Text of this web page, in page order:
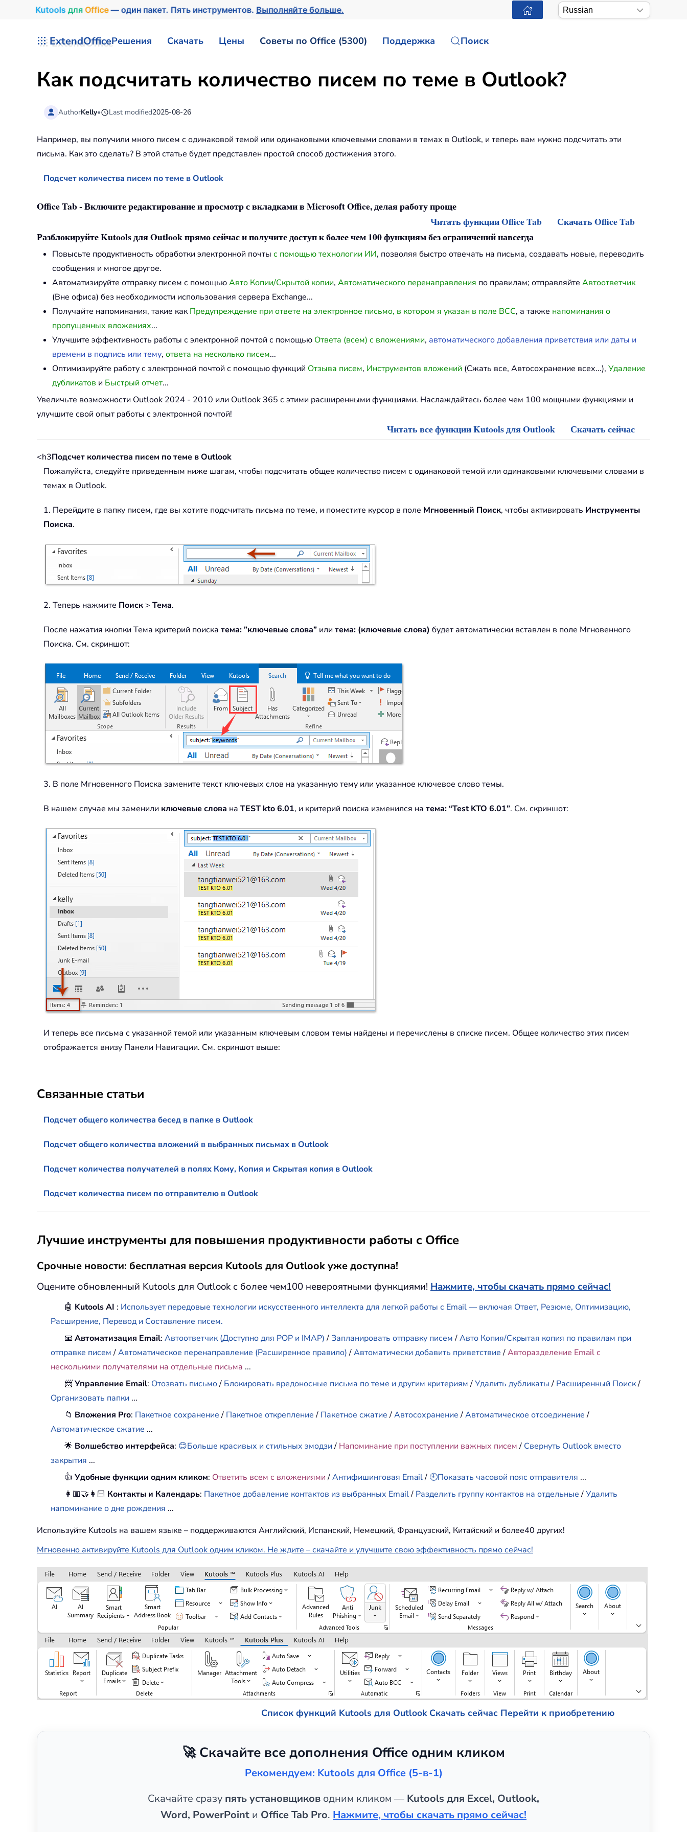
Kutools для Office— один пакет. Пять инструментов.Выполняйте больше.
ExtendOfficeРешения Скачать Цены Советы по Office (5300) Поддержка Поиск
Как подсчитать количество писем по теме в Outlook?
AuthorKelly• Last modified2025-08-26
Например, вы получили много писем с одинаковой темой или одинаковыми ключевыми словами в темах в Outlook, и теперь вам нужно подсчитать эти
письма. Как это сделать? В этой статье будет представлен простой способ достижения этого.
Подсчет количества писем по теме в Outlook
Office Tab - Включите редактирование и просмотр с вкладками в Microsoft Office, делая работу проще
Читать функции Office Tab
Скачать Office Tab
Разблокируйте Kutools для Outlook прямо сейчас и получите доступ к более чем 100 функциям без ограничений навсегда
Повысьте продуктивность обработки электронной почты с помощью технологии ИИ, позволяя быстро отвечать на письма, создавать новые, переводить
сообщения и многое другое.
Автоматизируйте отправку писем с помощьюАвто Копии/Скрытой копии, Автоматического перенаправления по правилам; отправляйте Автоответчик
(Вне офиса) без необходимости использования сервера Exchange...
Получайте напоминания, такие какПредупреждение при ответе на электронное письмо, в котором я указан в поле BCC, а также напоминания о
пропущенных вложениях...
Улучшите эффективность работы с электронной почтой с помощью Ответа (всем) с вложениями, автоматического добавления приветствия или даты и
времени в подпись или тему, ответа на несколько писем...
Оптимизируйте работу с электронной почтой с помощью функций Отзыва писем, Инструментов вложений (Сжать все, Автосохранение всех...), Удаление
дубликатов и Быстрый отчет...
Увеличьте возможности Outlook 2024 - 2010 или Outlook 365 с этими расширенными функциями. Наслаждайтесь более чем 100 мощными функциями и
улучшите свой опыт работы с электронной почтой!
Читать все функции Kutools для Outlook Скачать сейчас
<h3Подсчет количества писем по теме в Outlook
Пожалуйста, следуйте приведенным ниже шагам, чтобы подсчитать общее количество писем с одинаковой темой или одинаковыми ключевыми словами в
темах в Outlook.
1. Перейдите в папку писем, где вы хотите подсчитать письма по теме, и поместите курсор в поле Мгновенный Поиск, чтобы активировать Инструменты
Поиска.
2. Теперь нажмите Поиск > Тема.
После нажатия кнопки Тема критерий поиска тема: ”ключевые слова” или тема: (ключевые слова) будет автоматически вставлен в поле Мгновенного
Поиска. См. скриншот:
3. В поле Мгновенного Поиска замените текст ключевых слов на указанную тему или указанное ключевое слово темы.
В нашем случае мы заменили ключевые слова на TEST kto 6.01, и критерий поиска изменился на тема: “Test KTO 6.01”. См. скриншот:
И теперь все письма с указанной темой или указанным ключевым словом темы найдены и перечислены в списке писем. Общее количество этих писем
отображается внизу Панели Навигации. См. скриншот выше:
Связанные статьи
Подсчет общего количества бесед в папке в Outlook
Подсчет общего количества вложений в выбранных письмах в Outlook
Подсчет количества получателей в полях Кому, Копия и Скрытая копия в Outlook
Подсчет количества писем по отправителю в Outlook
Лучшие инструменты для повышения продуктивности работы с Office
Срочные новости: бесплатная версия Kutools для Outlook уже доступна!
Оцените обновленный Kutools для Outlook с более чем100 невероятными функциями! Нажмите, чтобы скачать прямо сейчас!
🤖 Kutools AI : Использует передовые технологии искусственного интеллекта для легкой работы с Email — включая Ответ, Резюме, Оптимизацию,
Расширение, Перевод и Составление писем.
📧Автоматизация Email:Автоответчик (Доступно для POP и IMAP)/Запланировать отправку писем/Авто Копия/Скрытая копия по правилам при
отправке писем/Автоматическое перенаправление (Расширенное правило)/Автоматически добавить приветствие/Авторазделение Email с
несколькими получателями на отдельные письма ...
📨Управление Email: Отозвать письмо/ Блокировать вредоносные письма по теме и другим критериям/Удалить дубликаты/ Расширенный Поиск/
Организовать папки ...
📁 Вложения Pro: Пакетное сохранение/ Пакетное открепление/ Пакетное сжатие/Автосохранение/Автоматическое отсоединение/
Автоматическое сжатие ...
🌟 Волшебство интерфейса: 😊Больше красивых и стильных эмодзи/ Напоминание при поступлении важных писем/ Свернуть Outlook вместо
закрытия ...
👍Удобные функции одним кликом: Ответить всем с вложениями /Антифишинговая Email/ 🕘Показать часовой пояс отправителя ...
👩🏼‍🤝‍👩🏻 Контакты и Календарь: Пакетное добавление контактов из выбранных Email/ Разделить группу контактов на отдельные/Удалить
напоминание о дне рождения ...
Используйте Kutools на вашем языке – поддерживаются Английский, Испанский, Немецкий, Французский, Китайский и более40 других!
Мгновенно активируйте Kutools для Outlook одним кликом. Не ждите – скачайте и улучшите свою эффективность прямо сейчас!
Список функций Kutools для Outlook Скачать сейчас Перейти к приобретению
🚀 Скачайте все дополнения Office одним кликом
Рекомендуем: Kutools для Office (5-в-1)
Скачайте сразу пять установщиков одним кликом — Kutools для Excel, Outlook,
Word, PowerPoint и Office Tab Pro. Нажмите, чтобы скачать прямо сейчас!